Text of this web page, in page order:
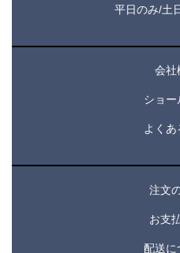
平日のみ/土
会社
ショー
よくあ
注文
お支
配送に